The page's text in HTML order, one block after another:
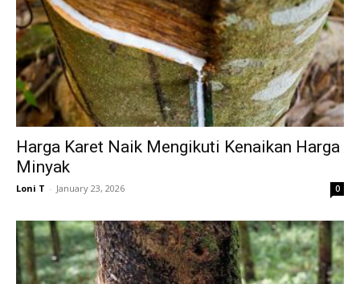
Harga Karet Naik Mengikuti Kenaikan Harga
Minyak
Loni T - January 23, 2026 0